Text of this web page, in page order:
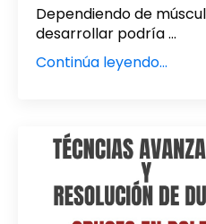
Dependiendo de
desarrollar podría ...
Continúa leyendo...